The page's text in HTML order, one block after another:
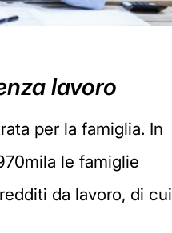
lavoro
per la famiglia. In
le famiglie
da lavoro, di cui